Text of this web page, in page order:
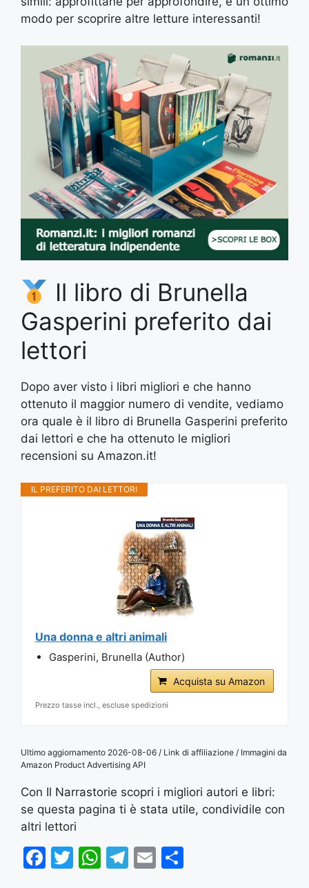
modo per scoprire altre letture interessanti!
Il libro di Brunella
Gasperini preferito dai
lettori
Dopo aver visto i libri migliori e che hanno
ottenuto il maggior numero di vendite, vediamo
ora quale è il libro di Brunella Gasperini preferito
dai lettori e che ha ottenuto le migliori
recensioni su Amazon.it!
IL PREFERITO DAI LETTORI
Una donna e altri animali
Gasperini, Brunella (Author)
Acquista su Amazon
Prezzo tasse incl., escluse spedizioni
Ultimo aggiornamento 2026-08-06 / Link di affiliazione / Immagini da
Amazon Product Advertising API
Con Il Narrastorie scopri i migliori autori e libri:
se questa pagina ti è stata utile, condividile con
altri lettori
F
T
W T
E